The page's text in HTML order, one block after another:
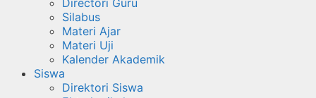
Directori Guru
Silabus
Materi Ajar
Materi Uji
Kalender Akademik
Siswa
Direktori Siswa